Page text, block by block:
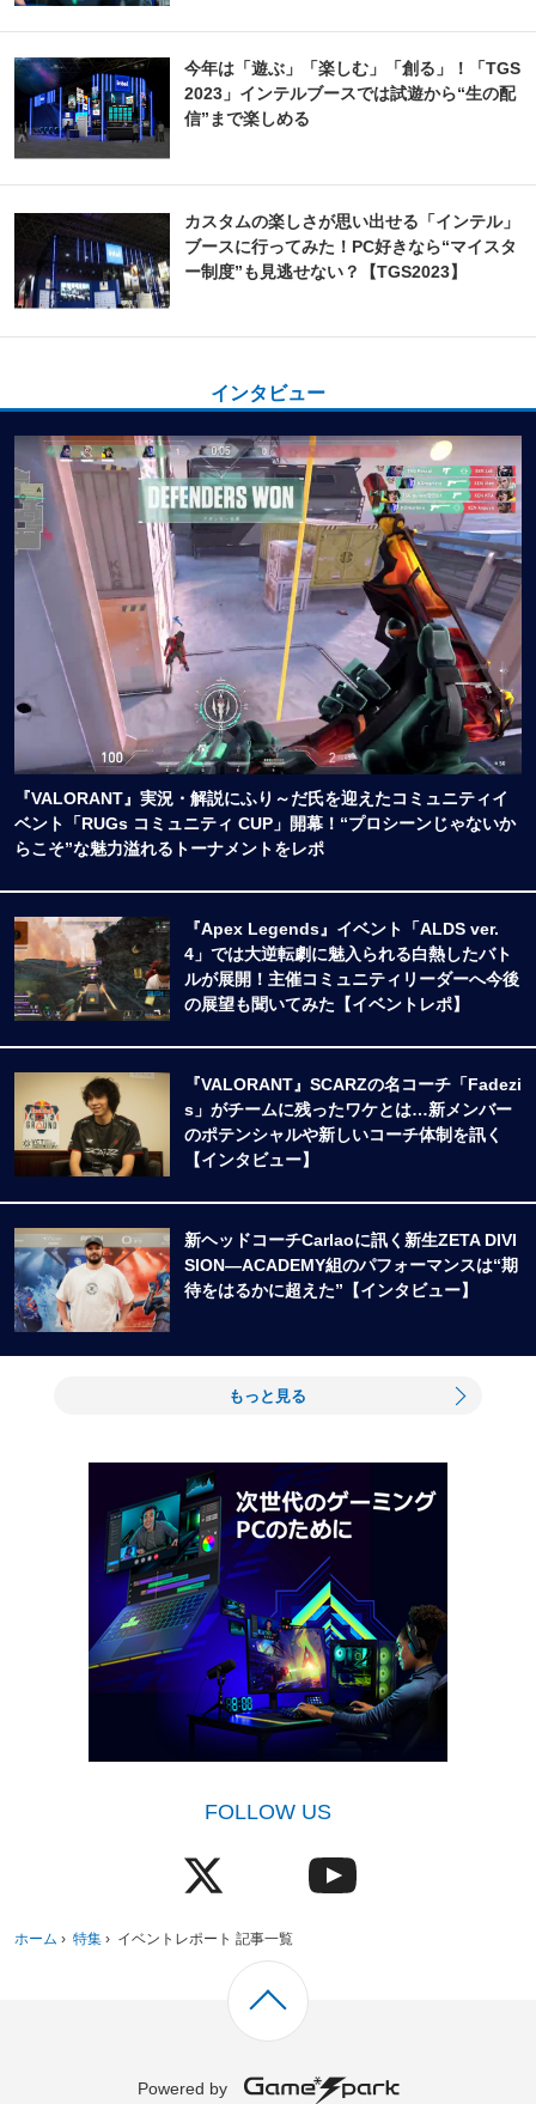
今年は「遊ぶ」「楽しむ」「創る」！「TGS
2023」インテルブースでは試遊から“生の配
信”まで楽しめる
カスタムの楽しさが思い出せる「インテル」
ブースに行ってみた！PC好きなら“マイスタ
ー制度”も見逃せない？【TGS2023】
インタビュー
『VALORANT』実況・解説にふり～だ氏を迎えたコミュニティイ
ベント「RUGs コミュニティ CUP」開幕！“プロシーンじゃないか
らこそ”な魅力溢れるトーナメントをレポ
『Apex Legends』イベント「ALDS ver.
4」では大逆転劇に魅入られる白熱したバト
ルが展開！主催コミュニティリーダーへ今後
の展望も聞いてみた【イベントレポ】
『VALORANT』SCARZの名コーチ「Fadezi
s」がチームに残ったワケとは…新メンバー
のポテンシャルや新しいコーチ体制を訊く
【インタビュー】
新ヘッドコーチCarlaoに訊く新生ZETA DIVI
SION―ACADEMY組のパフォーマンスは“期
待をはるかに超えた”【インタビュー】
もっと見る
FOLLOW US
ホーム › 特集 › イベントレポート 記事一覧
Powered by